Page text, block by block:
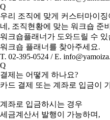
Q
우리 조직에 맞게 커스터마이
네, 조직현황에 맞는 워크숍 준
워크숍플래너가 도와드릴 수 있
워크숍 플래너를 찾아주세요.
T. 02-395-0524 / E.
Q
결제는 어떻게 하나요?
카드 결제 또는 계좌로 입금이
계좌로 입금하시는 경우
세금계산서 발행이 가능하며,